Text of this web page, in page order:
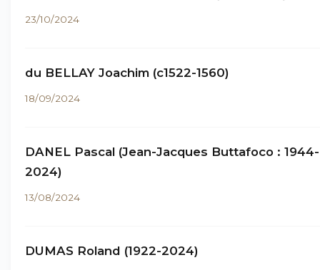
23/10/2024
du BELLAY Joachim (c1522-1560)
18/09/2024
DANEL Pascal (Jean-Jacques Buttafoco : 1944-
2024)
13/08/2024
DUMAS Roland (1922-2024)